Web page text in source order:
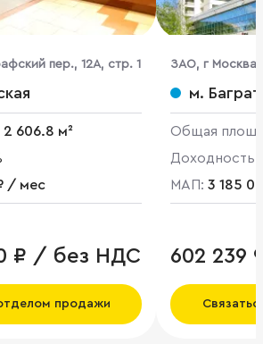
пер., 12А, стр. 1
2 606.8 м²
/ мес
₽ / без НДС
продажи
ЗАО, г
1
м.
Общая
Доходность:
МАП: 3 185
602 239
НДС